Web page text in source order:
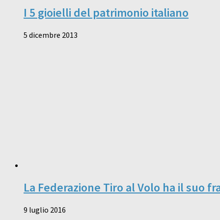
I 5 gioielli del patrimonio italiano
5 dicembre 2013
La Federazione Tiro al Volo ha il suo
9 luglio 2016